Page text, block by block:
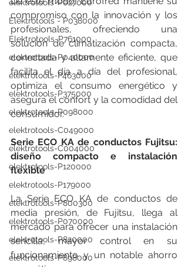
elektrotools-P027000
Elektrotools - P038000
Elektrotools-P761000
elektrotools-P040000
elektrotools-P463000
elektrotools-P375000
elektrotools-P098000
elektrotools-C049000
elektrotools-C004000
elektrotools-P120000
elektrotools-P179000
elektrotools-P800300
elektrotools-P070000
elektrotools-P820000
elektrotools-P898000
compromiso con la innovación y los
profesionales, ofreciendo una
solución de climatización compacta,
conectada y altamente eficiente, que
facilita el día a día del profesional,
optimiza el consumo energético y
asegura el confort y la comodidad del
consumidor.
Serie ECO KA de conductos Fujitsu:
diseño compacto e instalación
flexible
La Serie ECO KA de conductos de
media presión, de Fujitsu, llega al
mercado para ofrecer una instalación
sencilla, mayor control en su
funcionamiento y un notable ahorro